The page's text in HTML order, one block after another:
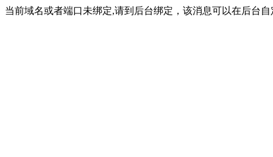
当前域名或者端口未绑定,请到后台绑定，该消息可以在后台自